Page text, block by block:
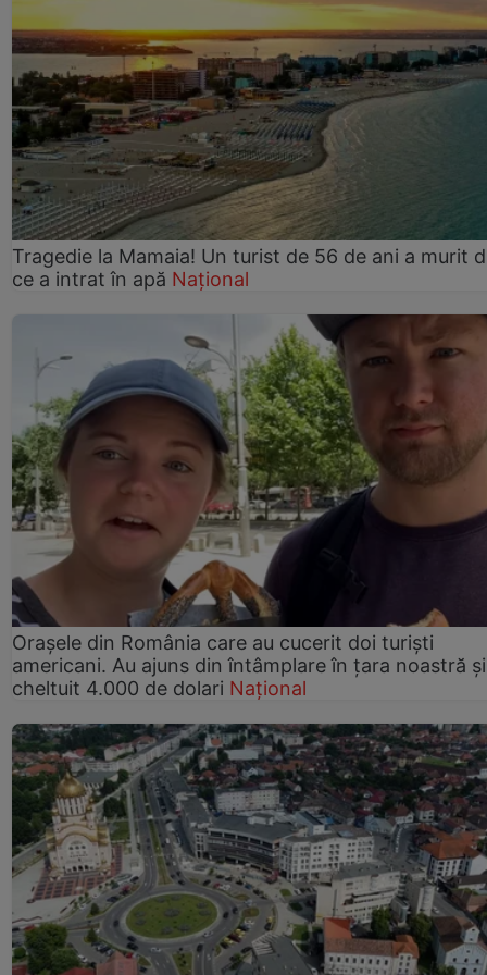
Tragedie la Mamaia! Un turist de 56 de ani a murit
ce a intrat în apă Național
Orașele din România care au cucerit doi turiști
americani. Au ajuns din întâmplare în țara noastră
cheltuit 4.000 de dolari Național